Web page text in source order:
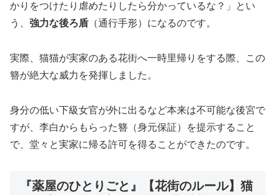
かりをつけたり虐めたりしたら分かっているな？」とい
う、 強力な後ろ盾 （通行手形）になるのです。
実際、猫猫が実家のある花街へ一時里帰りをする際、この
簪が絶大な威力を発揮しました。
身分の低い下級女官が外に出るなど本来は不可能な後宮で
すが、李白からもらった簪（身元保証）を提示すること
で、堂々と実家に帰る許可を得ることができたのです。
『薬屋のひとりごと』【花街のルール】猫